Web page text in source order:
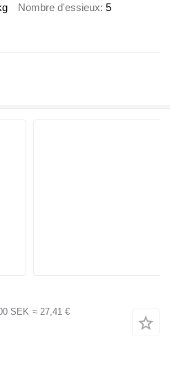
Nombre d'essieux 5
SEK ≈ 27,41 €